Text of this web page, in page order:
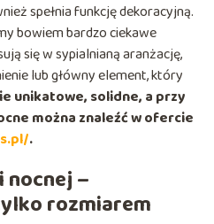
spełnia funkcję dekoracyjną.
bowiem bardzo ciekawe
się w sypialnianą aranżację,
lub główny element, który
unikatowe, solidne, a przy
można znaleźć w ofercie
.
–
rozmiarem